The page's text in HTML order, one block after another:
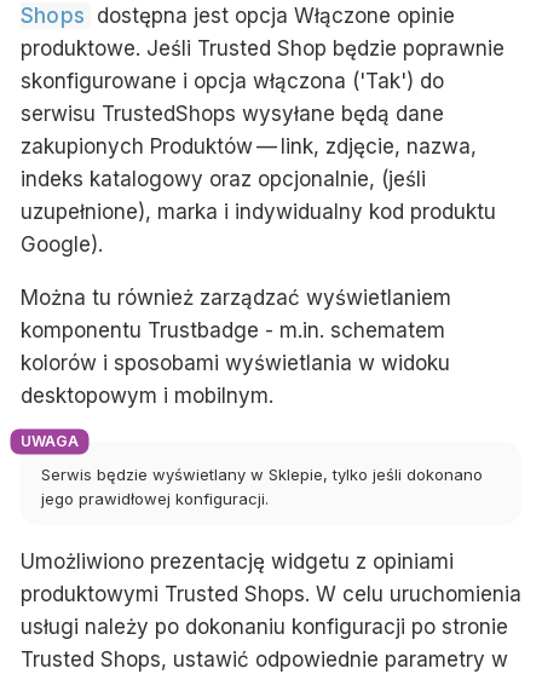
Shops dostępna jest opcja Włączone opinie
produktowe. Jeśli Trusted Shop będzie poprawnie
skonfigurowane i opcja włączona ('Tak') do
serwisu TrustedShops wysyłane będą dane
zakupionych Produktów— link, zdjęcie, nazwa,
indeks katalogowy oraz opcjonalnie, (jeśli
uzupełnione), marka i indywidualny kod produktu
Google).
Można tu również zarządzać wyświetlaniem
komponentu Trustbadge - m.in. schematem
kolorów i sposobami wyświetlania w widoku
desktopowym i mobilnym.
Serwis będzie wyświetlany w Sklepie, tylko jeśli dokonano
jego prawidłowej konfiguracji.
Umożliwiono prezentację widgetu z opiniami
produktowymi Trusted Shops. W celu uruchomienia
usługi należy po dokonaniu konfiguracji po stronie
Trusted Shops, ustawić odpowiednie parametry w